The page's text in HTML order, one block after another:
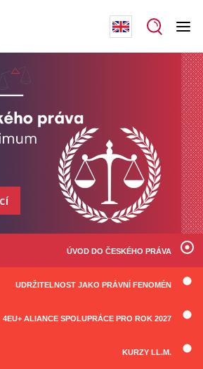
ÚVOD DO ČESKÉHO PRÁVA
UDRŽITELNOST JAKO PRÁVNÍ FENOMÉN
4EU+ ALIANCE SPOLUPRÁCE PRO ROK 2027
KURZY LL.M.
Všechny články